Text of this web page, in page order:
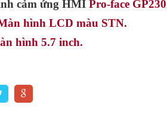
cảm ứng HMI Pro-face
hình LCD màu STN.
hình 5.7 inch.